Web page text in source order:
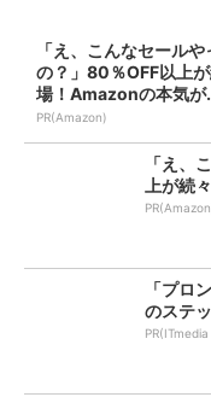
「え、こんなセールや
の？」80％OFF以上
場！Amazonの本気が
PR(Amazon)
「え、
上が続
「プロ
のステ